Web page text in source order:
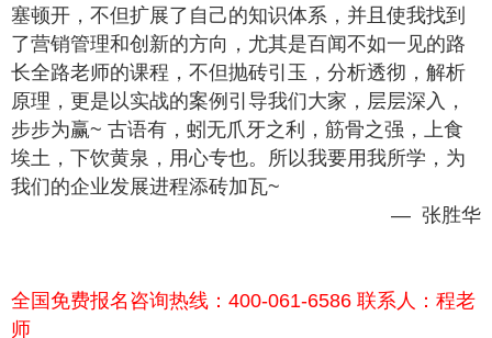
塞顿开，不但扩展了自己的知识体系，并且使我找到
了营销管理和创新的方向，尤其是百闻不如一见的路
长全路老师的课程，不但抛砖引玉，分析透彻，解析
原理，更是以实战的案例引导我们大家，层层深入，
步步为赢~ 古语有，蚓无爪牙之利，筋骨之强，上食
埃土，下饮黄泉，用心专也。所以我要用我所学，为
我们的企业发展进程添砖加瓦~
— 张胜华
全国免费报名咨询热线：400-061-6586 联系人：程老
师